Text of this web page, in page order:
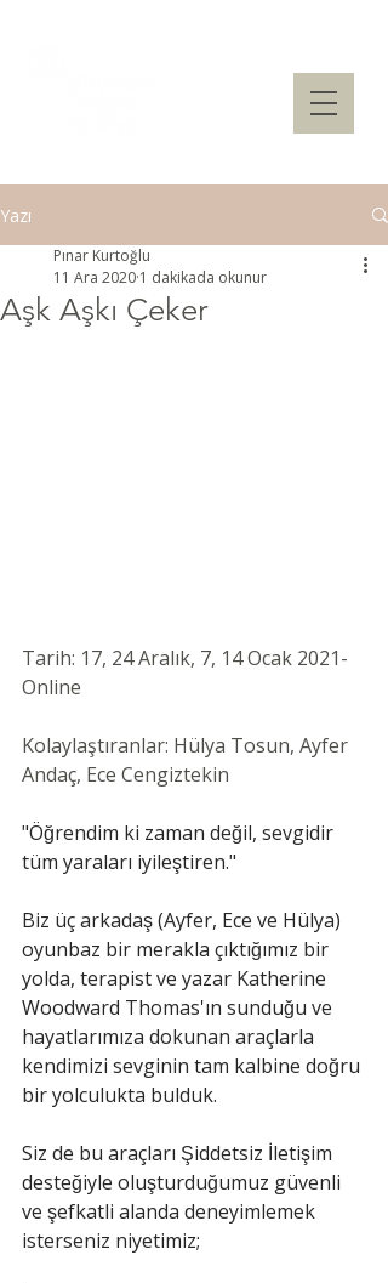
Yazı
Aşk Aşkı Çeker
Pınar Kurtoğlu
11 Ara 2020 1 dakikada okunur
Tarih: 17, 24 Aralık, 7, 14 Ocak 2021-
Online
Kolaylaştıranlar: Hülya Tosun, Ayfer
Andaç, Ece Cengiztekin
"Öğrendim ki zaman değil, sevgidir
tüm yaraları iyileştiren."
Biz üç arkadaş (Ayfer, Ece ve Hülya)
oyunbaz bir merakla çıktığımız bir
yolda, terapist ve yazar Katherine
Woodward Thomas'ın sunduğu ve
hayatlarımıza dokunan araçlarla
kendimizi sevginin tam kalbine doğru
bir yolculukta bulduk.
Siz de bu araçları Şiddetsiz İletişim
desteğiyle oluşturduğumuz güvenli
ve şefkatli alanda deneyimlemek
isterseniz niyetimiz;